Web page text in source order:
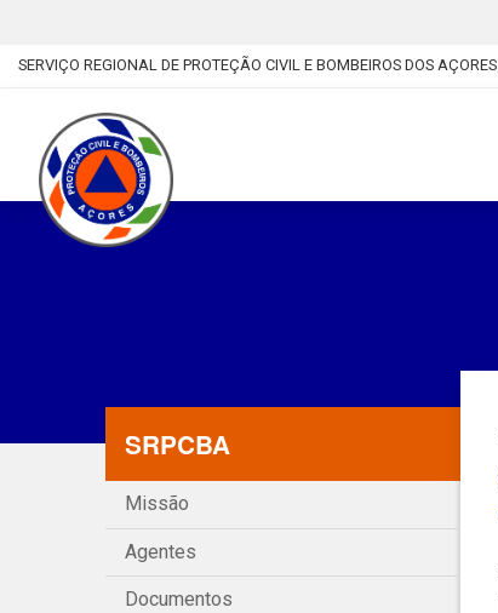
SERVIÇO REGIONAL DE PROTEÇÃO CIVIL E BOMBEIROS DOS AÇORES
SRPCBA
Missão
Agentes
Documentos